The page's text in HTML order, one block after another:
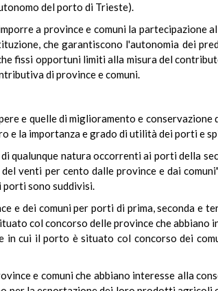
del porto di Trieste).
a province e comuni la partecipazione
che garantiscono l'autonomia dei
fissi opportuni limiti alla misura del
di province e comuni.
e quelle di miglioramento e
e la importanza e grado di utilità dei porti e
qualunque natura occorrenti ai porti della
venti per cento dalle province e dai
porti sono suddivisi.
e dei comuni per porti di prima, seconda e
col concorso delle province che abbiano
in cui il porto è situato col concorso dei
e comuni che abbiano interesse alla